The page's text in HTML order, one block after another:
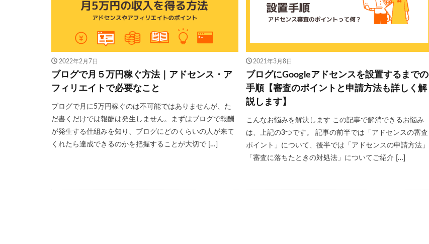
2022年2月7日
ブログで月５万円稼ぐ方法｜アドセンス・ア
フィリエイトで必要なこと
ブログで月に5万円稼ぐのは不可能ではありませんが、た
だ書くだけでは報酬は発生しません。まずはブログで報酬
が発生する仕組みを知り、ブログにどのくらいの人が来て
くれたら達成できるのかを把握することが大切で […]
2021年3月8日
ブログにGoogleアドセンスを設置するまでの
手順【審査のポイントと申請方法も詳しく解
説します】
こんなお悩みを解決します この記事で解消できるお悩み
は、上記の3つです。 記事の前半では「アドセンスの審査
ポイント」について、後半では「アドセンスの申請方法」
「審査に落ちたときの対処法」についてご紹介 […]